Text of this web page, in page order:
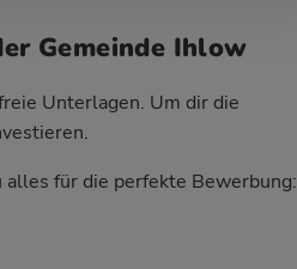
Gemeinde Ihlow
Unterlagen. Um dir die
alles für die perfekte Bewerbung: